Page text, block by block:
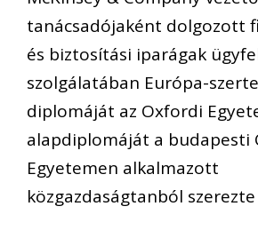
tanácsadójaként dolgozott
és biztosítási iparágak
szolgálatában Európa-
diplomáját az Oxfordi
alapdiplomáját a budapesti
Egyetemen alkalmazott
közgazdaságtanból szerezte